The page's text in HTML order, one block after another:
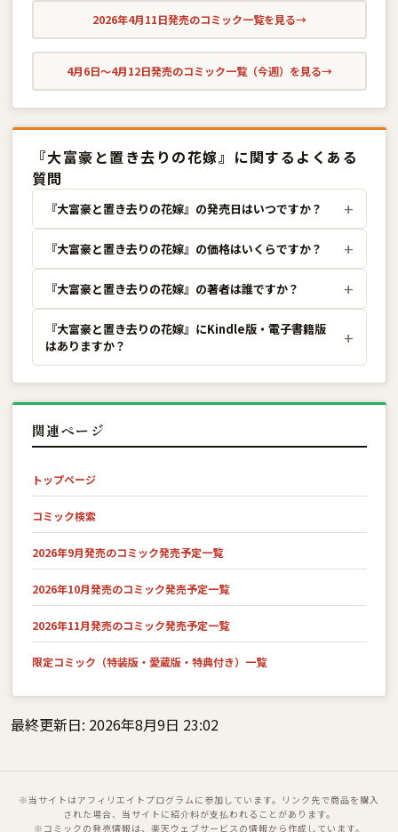
2026年4月11日発売のコミック一覧を見る→
4月6日〜4月12日発売のコミック一覧（今週）を見る→
『大富豪と置き去りの花嫁』に関するよくある
質問
『大富豪と置き去りの花嫁』の発売日はいつですか？
『大富豪と置き去りの花嫁』の価格はいくらですか？
『大富豪と置き去りの花嫁』の著者は誰ですか？
『大富豪と置き去りの花嫁』にKindle版・電子書籍版
はありますか？
関連ページ
トップページ
コミック検索
2026年9月発売のコミック発売予定一覧
2026年10月発売のコミック発売予定一覧
2026年11月発売のコミック発売予定一覧
限定コミック（特装版・愛蔵版・特典付き）一覧
最終更新日: 2026年8月9日 23:02
※当サイトはアフィリエイトプログラムに参加しています。リンク先で商品を購入
された場合、当サイトに紹介料が支払われることがあります。
※コミックの発売情報は、楽天ウェブサービスの情報から作成しています。